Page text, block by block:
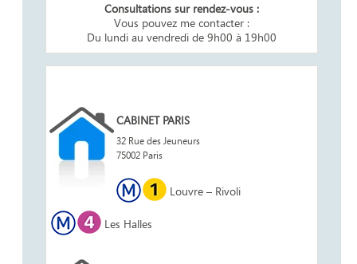
Consultations sur rendez-vous :
Vous pouvez me contacter :
Du lundi au vendredi de 9h00 à 19h00
CABINET PARIS
32 Rue des Jeuneurs
75002 Paris
+
−
Louvre – Rivoli
Les Halles